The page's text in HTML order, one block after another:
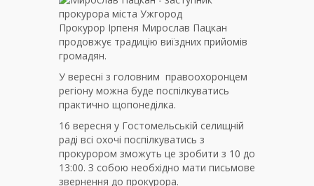
Прокурор Ірпеня Мирослав Пацкан
продовжує традицію виїздних прийомів
громадян.
У вересні з головним правоохоронцем
регіону можна буде поспілкуватись
практично щопонеділка.
16 вересня у Гостомельській селищній
раді всі охочі поспілкуватись з
прокурором зможуть це зробити з 10 до
13:00. З собою необхідно мати письмове
звернення до прокурора.